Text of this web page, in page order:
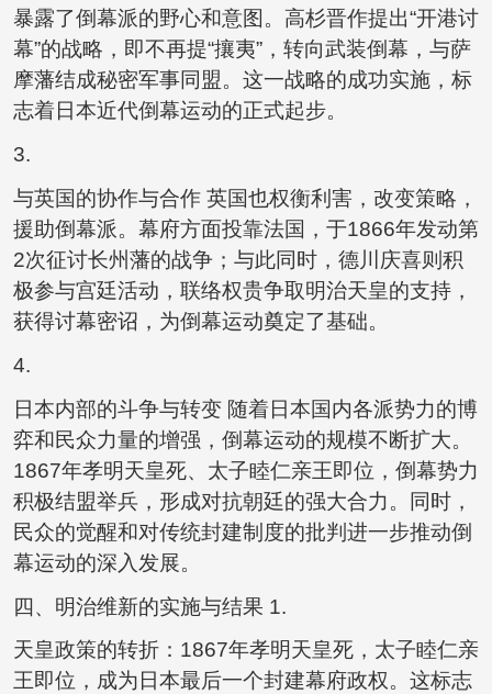
暴露了倒幕派的野心和意图。高杉晋作提出“开港讨
幕”的战略，即不再提“攘夷”，转向武装倒幕，与萨
摩藩结成秘密军事同盟。这一战略的成功实施，标
志着日本近代倒幕运动的正式起步。
3.
与英国的协作与合作 英国也权衡利害，改变策略，
援助倒幕派。幕府方面投靠法国，于1866年发动第
2次征讨长州藩的战争；与此同时，德川庆喜则积
极参与宫廷活动，联络权贵争取明治天皇的支持，
获得讨幕密诏，为倒幕运动奠定了基础。
4.
日本内部的斗争与转变 随着日本国内各派势力的博
弈和民众力量的增强，倒幕运动的规模不断扩大。
1867年孝明天皇死、太子睦仁亲王即位，倒幕势力
积极结盟举兵，形成对抗朝廷的强大合力。同时，
民众的觉醒和对传统封建制度的批判进一步推动倒
幕运动的深入发展。
四、明治维新的实施与结果 1.
天皇政策的转折：1867年孝明天皇死，太子睦仁亲
王即位，成为日本最后一个封建幕府政权。这标志